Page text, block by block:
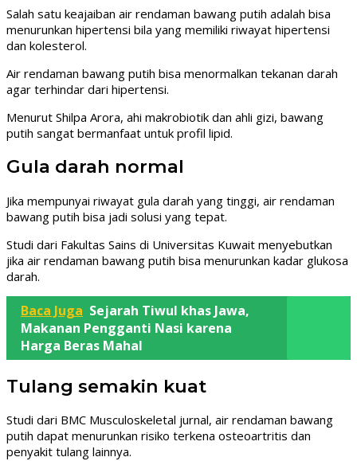
Salah satu keajaiban air rendaman bawang putih adalah bisa
menurunkan hipertensi bila yang memiliki riwayat hipertensi
dan kolesterol.
Air rendaman bawang putih bisa menormalkan tekanan darah
agar terhindar dari hipertensi.
Menurut Shilpa Arora, ahi makrobiotik dan ahli gizi, bawang
putih sangat bermanfaat untuk profil lipid.
Gula darah normal
Jika mempunyai riwayat gula darah yang tinggi, air rendaman
bawang putih bisa jadi solusi yang tepat.
Studi dari Fakultas Sains di Universitas Kuwait menyebutkan
jika air rendaman bawang putih bisa menurunkan kadar glukosa
darah.
Baca Juga Sejarah Tiwul khas Jawa,
Makanan Pengganti Nasi karena
Harga Beras Mahal
Tulang semakin kuat
Studi dari BMC Musculoskeletal jurnal, air rendaman bawang
putih dapat menurunkan risiko terkena osteoartritis dan
penyakit tulang lainnya.